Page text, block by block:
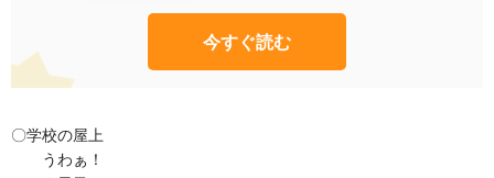
今すぐ読む
〇学校の屋上
うわぁ！